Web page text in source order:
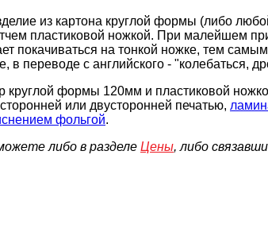
из картона круглой формы (либо
пластиковой ножкой. При малейшем
покачиваться на тонкой ножке, тем
переводе с английского - "колебаться,
круглой формы 120мм и пластиковой
или двусторонней печатью,
фольгой.
либо в разделе Цены, либо